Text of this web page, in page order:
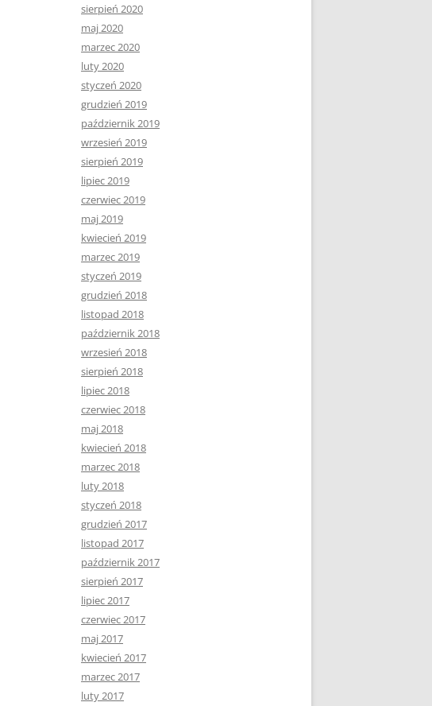
sierpień 2020
maj 2020
marzec 2020
luty 2020
styczeń 2020
grudzień 2019
październik 2019
wrzesień 2019
sierpień 2019
lipiec 2019
czerwiec 2019
maj 2019
kwiecień 2019
marzec 2019
styczeń 2019
grudzień 2018
listopad 2018
październik 2018
wrzesień 2018
sierpień 2018
lipiec 2018
czerwiec 2018
maj 2018
kwiecień 2018
marzec 2018
luty 2018
styczeń 2018
grudzień 2017
listopad 2017
październik 2017
sierpień 2017
lipiec 2017
czerwiec 2017
maj 2017
kwiecień 2017
marzec 2017
luty 2017